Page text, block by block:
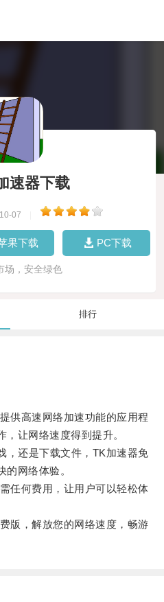
速器下载
07
果下载 PC下载
场，安全绿色
排行
高速网络加速功能的应用程
，让网络速度得到提升。
还是下载文件，TK加速器免
的网络体验。
何费用，让用户可以轻松体
，解放您的网络速度，畅游